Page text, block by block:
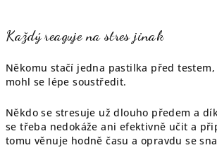
Každý reaguje na stres jinak
Někomu stačí jedna pastilka před
mohl se lépe soustředit.
Někdo se stresuje už dlouho předem a
se třeba nedokáže ani efektivně učit a
tomu věnuje hodně času a opravdu se